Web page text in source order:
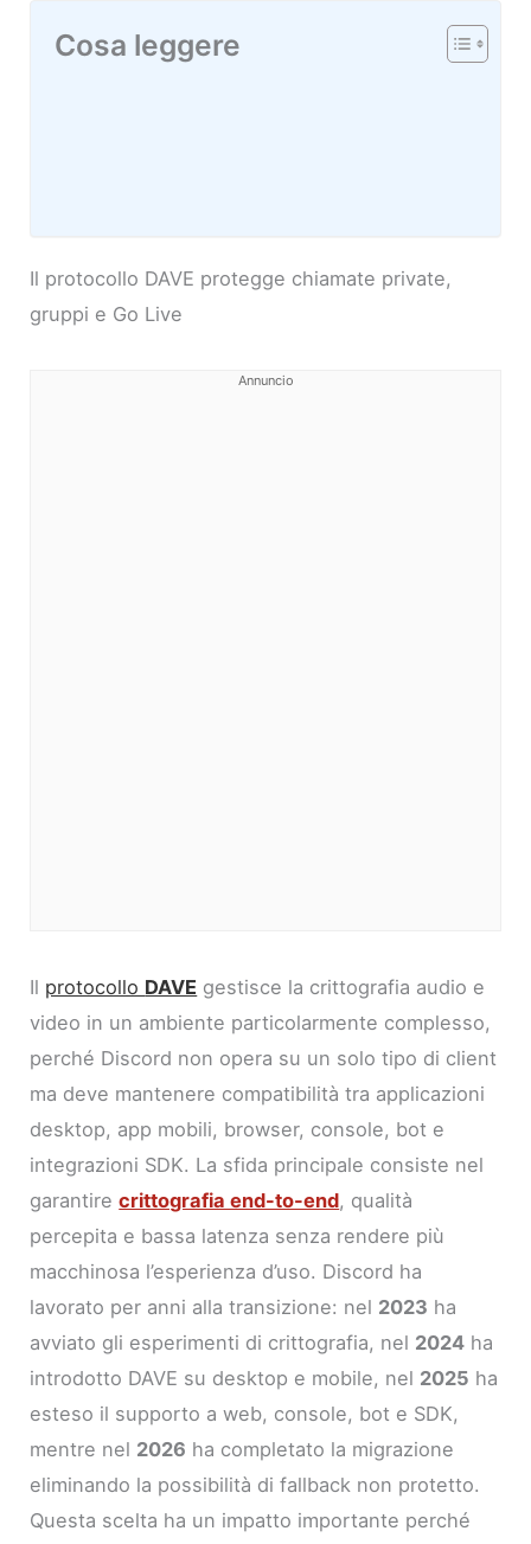
Cosa leggere
Il protocollo DAVE protegge chiamate private,
gruppi e Go Live
Annuncio
Il protocollo DAVE gestisce la crittografia audio e
video in un ambiente particolarmente complesso,
perché Discord non opera su un solo tipo di client
ma deve mantenere compatibilità tra applicazioni
desktop, app mobili, browser, console, bot e
integrazioni SDK. La sfida principale consiste nel
garantirecrittografia end-to-end, qualità
percepita e bassa latenza senza rendere più
macchinosa l’esperienza d’uso. Discord ha
lavorato per anni alla transizione: nel 2023 ha
avviato gli esperimenti di crittografia, nel 2024 ha
introdotto DAVE su desktop e mobile, nel 2025 ha
esteso il supporto a web, console, bot e SDK,
mentre nel 2026 ha completato la migrazione
eliminando la possibilità di fallback non protetto.
Questa scelta ha un impatto importante perché